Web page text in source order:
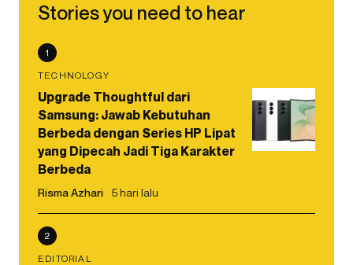
Stories you need to hear
1
TECHNOLOGY
Upgrade Thoughtful dari
Samsung: Jawab Kebutuhan
Berbeda dengan Series HP Lipat
yang Dipecah Jadi Tiga Karakter
Berbeda
Risma Azhari 5 hari lalu
2
EDITORIAL